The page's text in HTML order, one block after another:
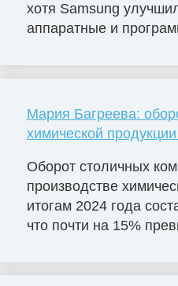
хотя Samsung
аппаратные и
Мария Багреева:
химической
Оборот столичных
производстве
итогам 2024 года
что почти на 15%